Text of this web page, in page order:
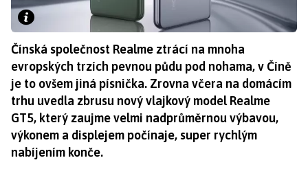
Čínská společnost Realme ztrácí na mnoha
evropských trzích pevnou půdu pod nohama, v Číně
je to ovšem jiná písnička. Zrovna včera na domácím
trhu uvedla zbrusu nový vlajkový model Realme
GT5, který zaujme velmi nadprůměrnou výbavou,
výkonem a displejem počínaje, super rychlým
nabíjením konče.